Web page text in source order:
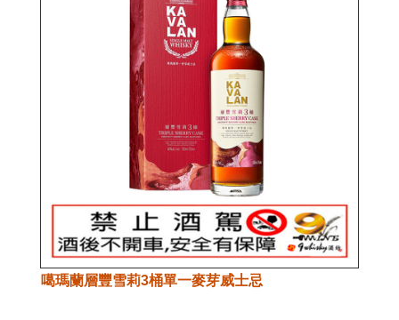
噶瑪蘭層豐雪莉3桶單一麥芽威士忌